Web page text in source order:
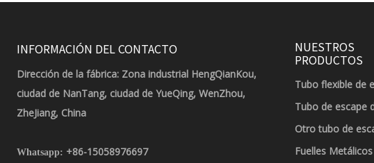
INFORMACIÓN DEL CONTACTO
Dirección de la fábrica: Zona industrial HengQianKou,
ciudad de NanTang, ciudad de YueQing, WenZhou,
ZheJiang, China
Whatsapp: +86-15058976697
NUESTROS
PRODUCTOS
Tubo flexible de
Tubo de escape
Otro tubo de
Fuelles Metálicos